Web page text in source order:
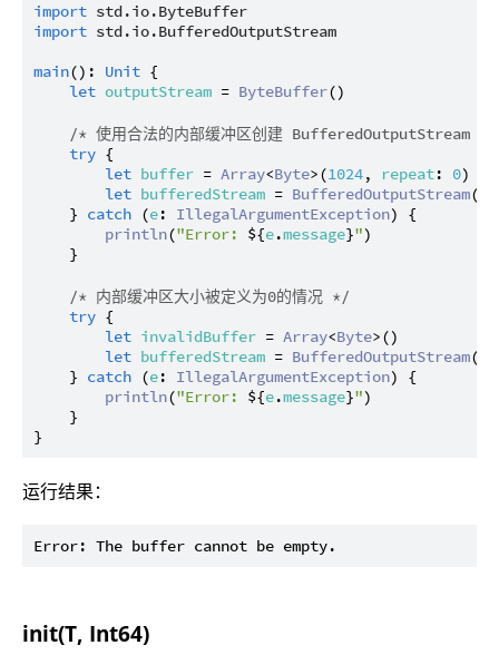
import std.io.ByteBuffer
import std.io.BufferedOutputStream
main(): Unit {
let outputStream = ByteBuffer()
/* 使用合法的内部缓冲区创建 BufferedOutputStream
try {
let buffer = Array<Byte>(1024, repeat: 0)
let bufferedStream = BufferedOutputStream(
    }
catch (e: IllegalArgumentException) {
println("Error: ${e.message}")
    }
/* 内部缓冲区大小被定义为0的情况 */
try {
let invalidBuffer = Array<Byte>()
let bufferedStream = BufferedOutputStream(
    }
catch (e: IllegalArgumentException) {
println("Error: ${e.message}")
    }
运行结果：
init(T, Int64)